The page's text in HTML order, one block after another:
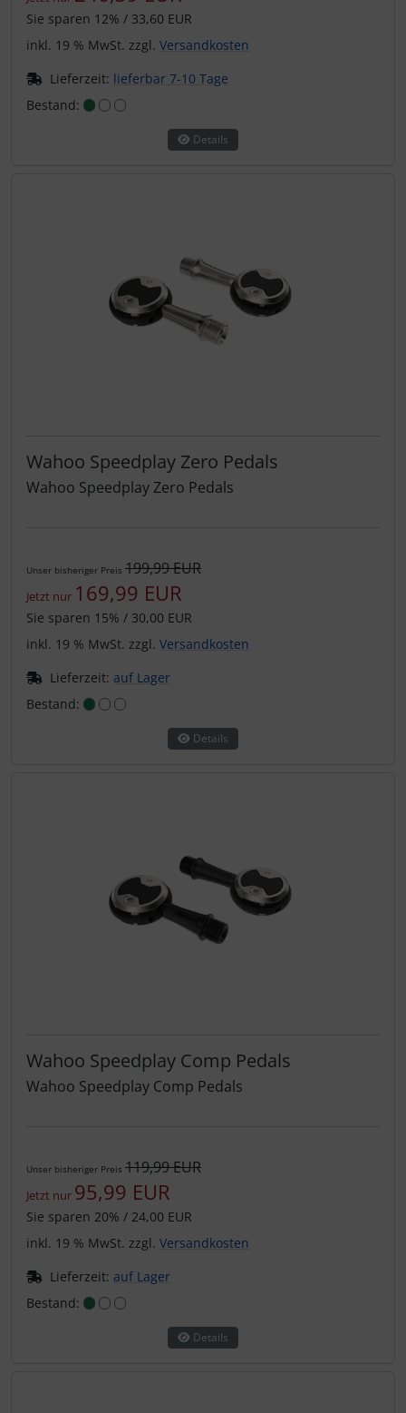
Sie sparen 12% / 33,60 EUR
inkl. 19 % MwSt. zzgl. Versandkosten
Lieferzeit: lieferbar 7-10 Tage
Bestand:
Details
Wahoo Speedplay Zero Pedals
Wahoo Speedplay Zero Pedals
Unser bisheriger Preis 199,99 EUR
Jetzt nur 169,99 EUR
Sie sparen 15% / 30,00 EUR
inkl. 19 % MwSt. zzgl. Versandkosten
Lieferzeit: auf Lager
Bestand:
Details
Wahoo Speedplay Comp Pedals
Wahoo Speedplay Comp Pedals
Unser bisheriger Preis 119,99 EUR
Jetzt nur 95,99 EUR
Sie sparen 20% / 24,00 EUR
inkl. 19 % MwSt. zzgl. Versandkosten
Lieferzeit: auf Lager
Bestand:
Details